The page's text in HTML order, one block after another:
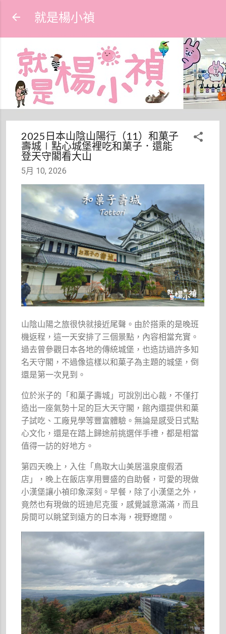
跳到主要內容
就是楊小禎
2025日本山陰山陽行（11）和菓子
壽城∣點心城堡裡吃和菓子．還能
登天守閣看大山
5月 10, 2026
山陰山陽之旅很快就接近尾聲。由於搭乘的是晚班
機返程，這一天安排了三個景點，內容相當充實。
過去曾參觀日本各地的傳統城堡，也造訪過許多知
名天守閣，不過像這樣以和菓子為主題的城堡，倒
還是第一次見到。
位於米子的「和菓子壽城」可說別出心裁，不僅打
造出一座氣勢十足的巨大天守閣，館內還提供和菓
子試吃、工廠見學等豐富體驗。無論是感受日式點
心文化，還是在踏上歸途前挑選伴手禮，都是相當
值得一訪的好地方。
第四天晚上，入住「鳥取大山美居溫泉度假酒
店」，晚上在飯店享用豐盛的自助餐，可愛的現做
小漢堡讓小禎印象深刻。早餐，除了小漢堡之外，
竟然也有現做的班迪尼克蛋，感覺誠意滿滿，而且
房間可以眺望到遠方的日本海，視野遼闊。